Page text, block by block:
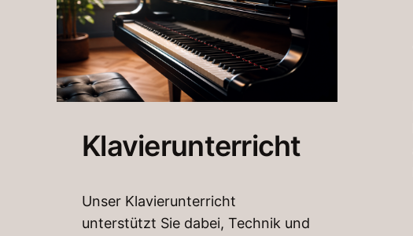
Klavierunterricht
Unser Klavierunterricht
unterstützt Sie dabei, Technik und